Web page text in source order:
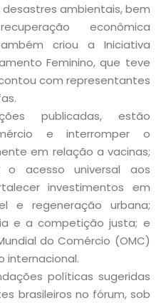
ambientais, bem
econômica
criou a Iniciativa
Feminino, que teve
com representantes
publicadas, estão
e interromper o
em relação a vacinas;
acesso universal aos
investimentos em
e regeneração urbana;
e a competição justa; e
do Comércio (OMC)
internacional.
políticas sugeridas
brasileiros no fórum, sob